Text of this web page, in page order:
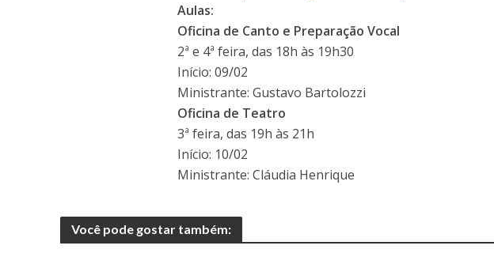
Aulas:
Oficina de Canto e Preparação Vocal
2ª e 4ª feira, das 18h às 19h30
Início: 09/02
Ministrante: Gustavo Bartolozzi
Oficina de Teatro
3ª feira, das 19h às 21h
Início: 10/02
Ministrante: Cláudia Henrique
Você pode gostar também: